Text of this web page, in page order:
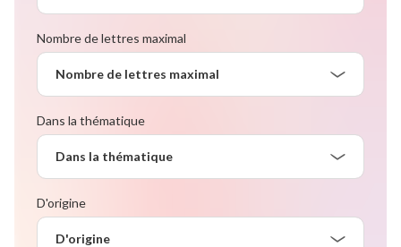
Nombre de lettres maximal
Nombre de lettres maximal
Dans la thématique
Dans la thématique
D'origine
D'origine